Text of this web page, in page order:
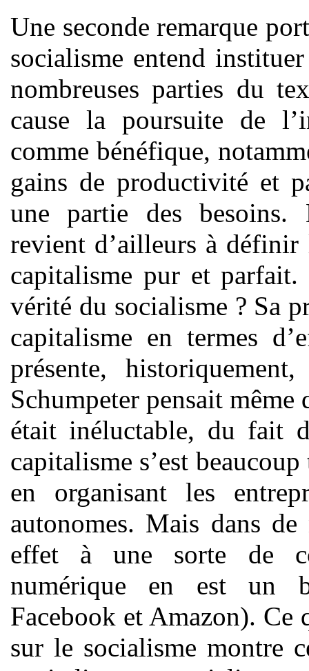
Une seconde remarque
socialisme entend
nombreuses parties du
cause la poursuite de
comme bénéfique,
gains de productivité et
une partie des besoins.
revient d’ailleurs à
capitalisme pur et
vérité du socialisme ? Sa
capitalisme en termes
présente,
Schumpeter pensait
était inéluctable, du fait
capitalisme s’est
en organisant les
autonomes. Mais dans
effet à une sorte de
numérique en est un
Facebook et Amazon). Ce
sur le socialisme montre